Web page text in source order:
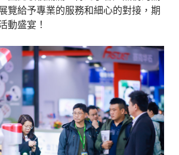
覽給予專業的服務和細心的對接，期
動盛宴！